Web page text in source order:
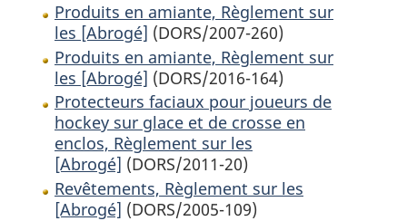
Produits en amiante, Règlement sur
les [Abrogé] (DORS/2007-260)
Produits en amiante, Règlement sur
les [Abrogé] (DORS/2016-164)
Protecteurs faciaux pour joueurs de
hockey sur glace et de crosse en
enclos, Règlement sur les
[Abrogé] (DORS/2011-20)
Revêtements, Règlement sur les
[Abrogé] (DORS/2005-109)